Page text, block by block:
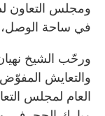
ومجلس التعاون
في ساحة الوصل،
ورحّب الشيخ
العام لمجلس